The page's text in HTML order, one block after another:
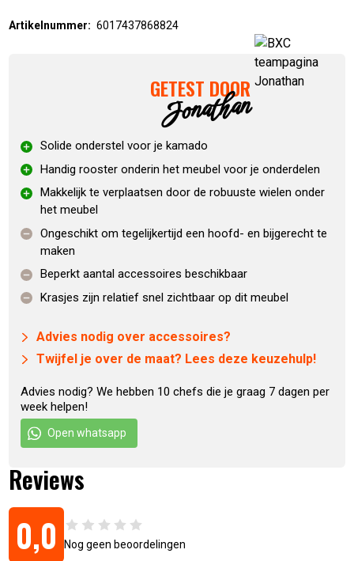
Artikelnummer: 6017437868824
GETEST DOOR
Jonathan
Solide onderstel voor je kamado
Handig rooster onderin het meubel voor je onderdelen
Makkelijk te verplaatsen door de robuuste wielen onder
het meubel
Ongeschikt om tegelijkertijd een hoofd- en bijgerecht te
maken
Beperkt aantal accessoires beschikbaar
Krasjes zijn relatief snel zichtbaar op dit meubel
Advies nodig over accessoires?
Twijfel je over de maat? Lees deze keuzehulp!
Advies nodig? We hebben 10 chefs die je graag 7 dagen per
week helpen!
Open whatsapp
Reviews
0,0 Nog geen beoordelingen